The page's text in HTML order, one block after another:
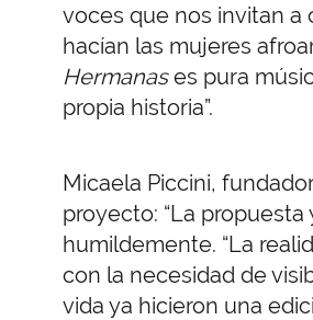
voces que nos invitan a
hacían las mujeres
Hermanases pura
propia historia”.
Micaela Piccini,
proyecto: “La propuesta
humildemente. “La
con la necesidad de
vida ya hicieron una